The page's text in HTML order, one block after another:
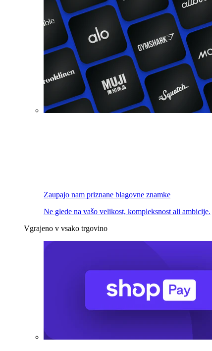
Zaupajo nam priznane blagovne znamke
Ne glede na vašo velikost, kompleksnost ali ambicije.
Vgrajeno v vsako trgovino